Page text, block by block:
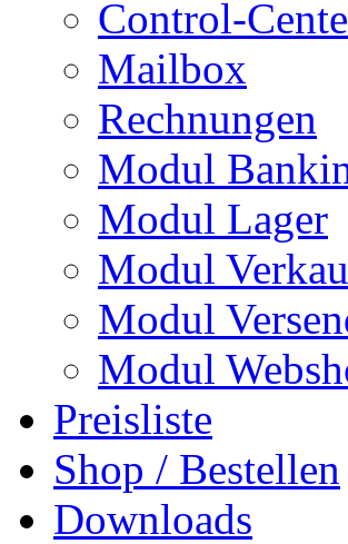
Control-
Mailbox
Rechnungen
Modul
Modul Lager
Modul
Modul
Modul
Preisliste
Shop / Bestellen
Downloads